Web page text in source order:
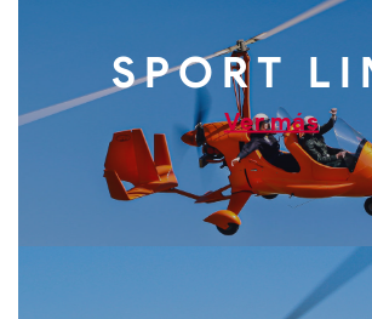
SPORT
Ver más